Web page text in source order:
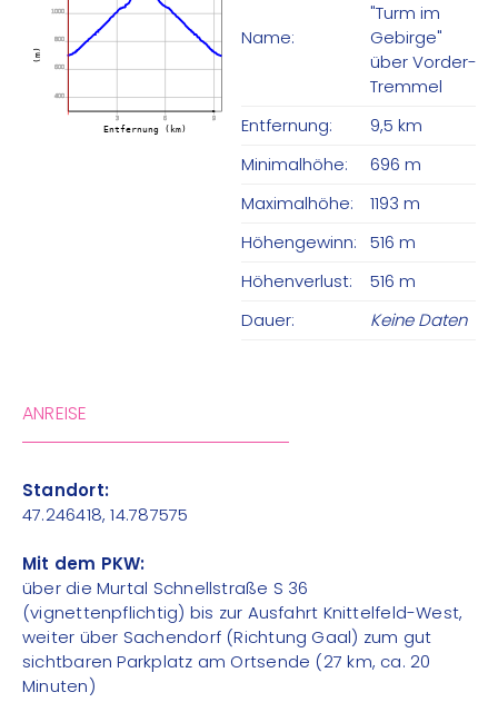
400
600
800
1000
3 6 9
Entfernung (km)
(m)
Name:
"Turm im
Gebirge"
über Vorder-
Tremmel
Entfernung:
9,5 km
Minimalhöhe:
696 m
Maximalhöhe:
1193 m
Höhengewinn:
516 m
Höhenverlust:
516 m
Dauer:
Keine Daten
ANREISE
Standort:
47.246418, 14.787575
Mit dem PKW:
über die Murtal Schnellstraße S 36
(vignettenpflichtig) bis zur Ausfahrt Knittelfeld-West,
weiter über Sachendorf (Richtung Gaal) zum gut
sichtbaren Parkplatz am Ortsende (27 km, ca. 20
Minuten)